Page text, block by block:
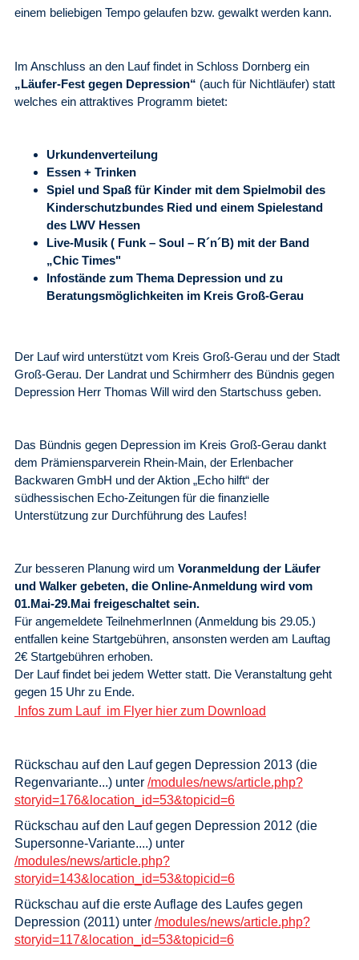
einem beliebigen Tempo gelaufen bzw. gewalkt werden kann.
Im Anschluss an den Lauf findet in Schloss Dornberg ein
„Läufer-Fest gegen Depression“ (auch für Nichtläufer) statt
welches ein attraktives Programm bietet:
Urkundenverteilung
Essen + Trinken
Spiel und Spaß für Kinder mit dem Spielmobil des
Kinderschutzbundes Ried und einem Spielestand
des LWV Hessen
Live-Musik ( Funk – Soul – R´n´B) mit der Band
„Chic Times"
Infostände zum Thema Depression und zu
Beratungsmöglichkeiten im Kreis Groß-Gerau
Der Lauf wird unterstützt vom Kreis Groß-Gerau und der Stadt
Groß-Gerau. Der Landrat und Schirmherr des Bündnis gegen
Depression Herr Thomas Will wird den Startschuss geben.
Das Bündnis gegen Depression im Kreis Groß-Gerau dankt
dem Prämiensparverein Rhein-Main, der Erlenbacher
Backwaren GmbH und der Aktion „Echo hilft“ der
südhessischen Echo-Zeitungen für die finanzielle
Unterstützung zur Durchführung des Laufes!
Zur besseren Planung wird um Voranmeldung der Läufer
und Walker gebeten, die Online-Anmeldung wird vom
01.Mai-29.Mai freigeschaltet sein.
Für angemeldete TeilnehmerInnen (Anmeldung bis 29.05.)
entfallen keine Startgebühren, ansonsten werden am Lauftag
2€ Startgebühren erhoben.
Der Lauf findet bei jedem Wetter statt. Die Veranstaltung geht
gegen 15 Uhr zu Ende.
Infos zum Lauf im Flyer hier zum Download
Rückschau auf den Lauf gegen Depression 2013 (die
Regenvariante...) unter /modules/news/article.php?
storyid=176&location_id=53&topicid=6
Rückschau auf den Lauf gegen Depression 2012 (die
Supersonne-Variante....) unter
/modules/news/article.php?
storyid=143&location_id=53&topicid=6
Rückschau auf die erste Auflage des Laufes gegen
Depression (2011) unter /modules/news/article.php?
storyid=117&location_id=53&topicid=6